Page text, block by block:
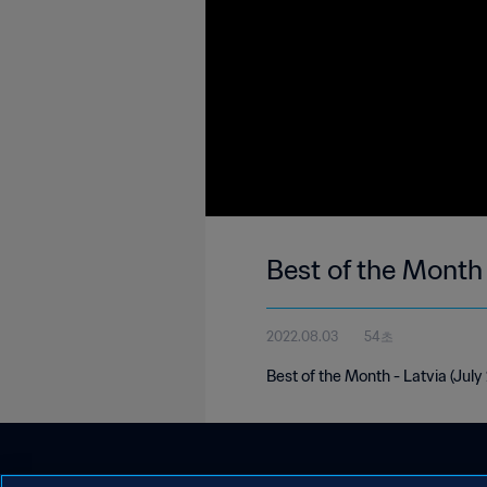
Best of the
2022.08.03 54초
Best of the Month - Latvia